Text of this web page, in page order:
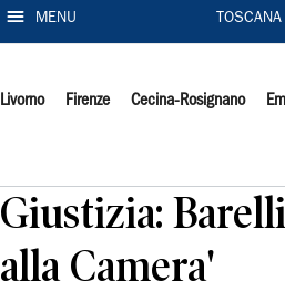
MENU TOSCANA
Livorno Firenze Cecina-Rosignano
Giustizia:
alla Camera'